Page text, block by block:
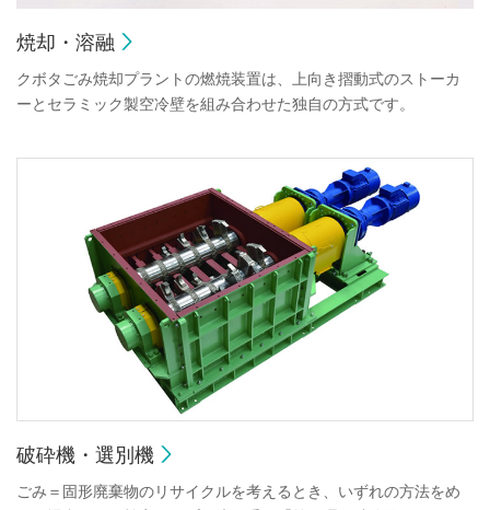
焼却・溶融
クボタごみ焼却プラントの燃焼装置は、上向き摺動式のストーカ
ーとセラミック製空冷壁を組み合わせた独自の方式です。
破砕機・選別機
ごみ＝固形廃棄物のリサイクルを考えるとき、いずれの方法をめ